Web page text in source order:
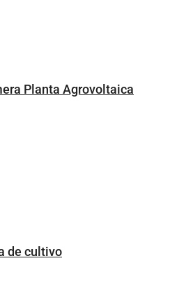
Planta Agrovoltaica
de cultivo